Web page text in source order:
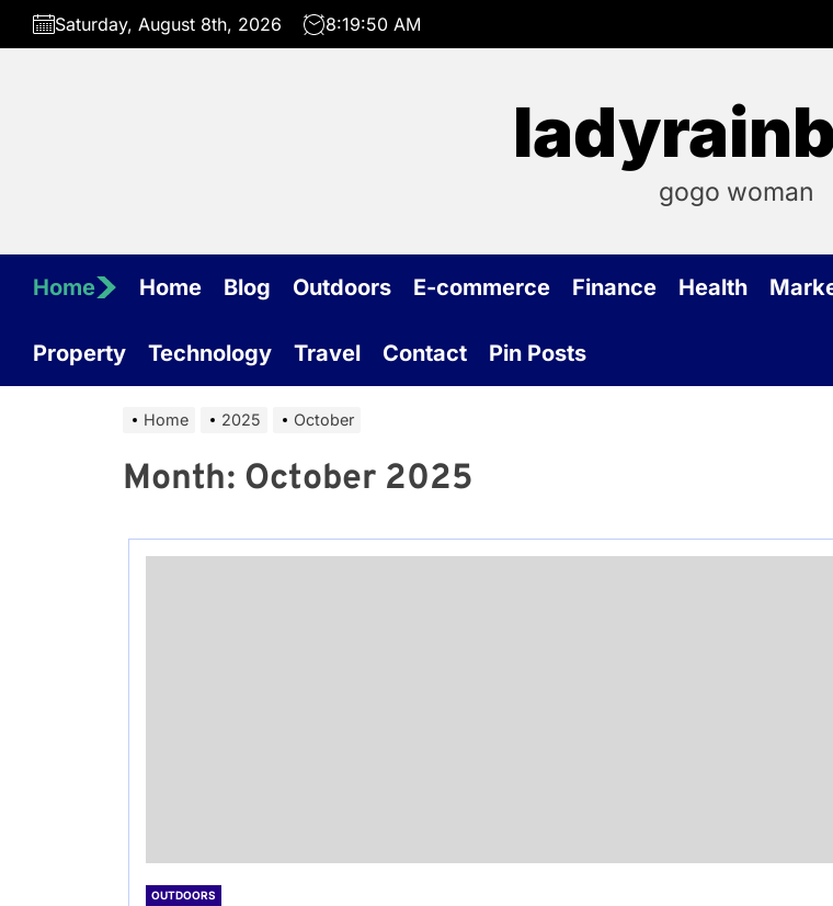
Skip
Saturday, August 8th, 2026 8:19:51 AM
gogo woman
Home Home Blog Outdoors E-commerce Finance Health
Property Technology Travel Contact Pin Posts
Home 2025 October
Month: October 2025
OUTDOORS